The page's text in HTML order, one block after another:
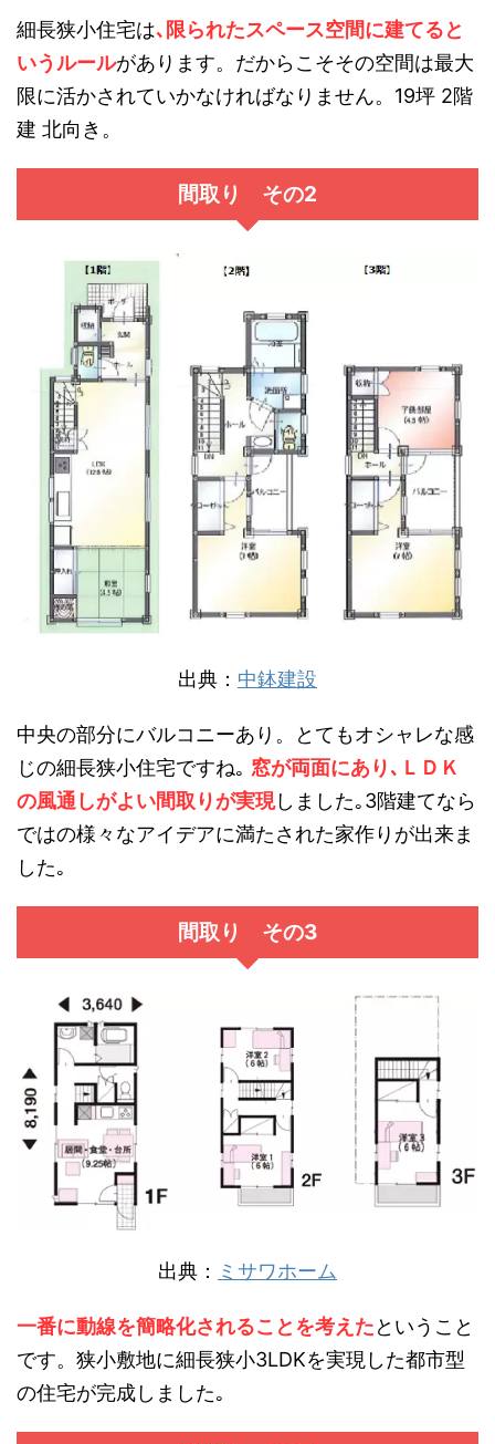
細長狭小住宅は､限られたスペース空間に建てると
いうルールがあります。だからこそその空間は最大
限に活かされていかなければなりません。19坪 2階
建 北向き。
間取り その2
出典： 中鉢建設
中央の部分にバルコニーあり。とてもオシャレな感
じの細長狭小住宅ですね｡ 窓が両面にあり､ＬＤＫ
の風通しがよい間取りが実現しました｡3階建てなら
ではの様々なアイデアに満たされた家作りが出来ま
した｡
間取り その3
出典： ミサワホーム
一番に動線を簡略化されることを考えたということ
です。狭小敷地に細長狭小3LDKを実現した都市型
の住宅が完成しました｡